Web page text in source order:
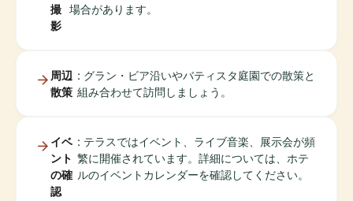
撮
影
場合があります。
周辺
散策
: グラン・ビア沿いやバティスタ庭園での散策と
組み合わせて訪問しましょう。
イベ
ント
の確
認
: テラスではイベント、ライブ音楽、展示会が頻
繁に開催されています。詳細については、ホテ
ルのイベントカレンダーを確認してください。